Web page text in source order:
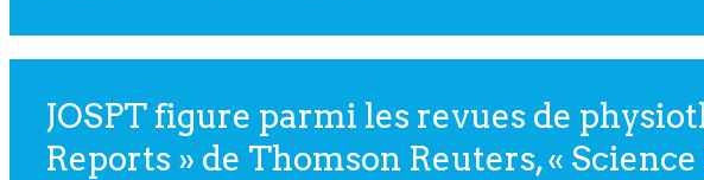
JOSPT figure parmi les revues de
Reports » de Thomson Reuters, «